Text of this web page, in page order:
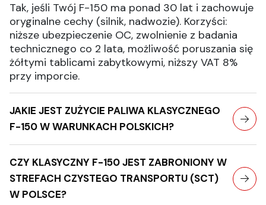
Tak, jeśli Twój F-150 ma ponad 30 lat i zachowuje
oryginalne cechy (silnik, nadwozie). Korzyści:
niższe ubezpieczenie OC, zwolnienie z badania
technicznego co 2 lata, możliwość poruszania się
żółtymi tablicami zabytkowymi, niższy VAT 8%
przy imporcie.
JAKIE JEST ZUŻYCIE PALIWA KLASYCZNEGO
F-150 W WARUNKACH POLSKICH?
CZY KLASYCZNY F-150 JEST ZABRONIONY W
STREFACH CZYSTEGO TRANSPORTU (SCT)
W POLSCE?